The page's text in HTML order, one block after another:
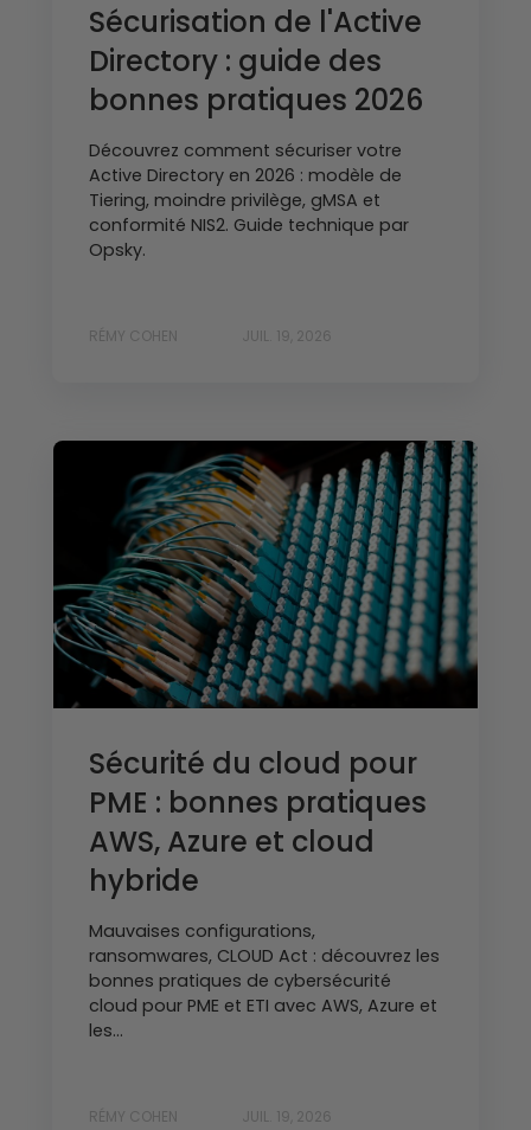
Sécurisation de l'Active
Directory : guide des
bonnes pratiques 2026
Découvrez comment sécuriser votre
Active Directory en 2026 : modèle de
Tiering, moindre privilège, gMSA et
conformité NIS2. Guide technique par
Opsky.
RÉMY COHEN JUIL. 19, 2026
Sécurité du cloud pour
PME : bonnes pratiques
AWS, Azure et cloud
hybride
Mauvaises configurations,
ransomwares, CLOUD Act : découvrez les
bonnes pratiques de cybersécurité
cloud pour PME et ETI avec AWS, Azure et
les...
RÉMY COHEN JUIL. 19, 2026